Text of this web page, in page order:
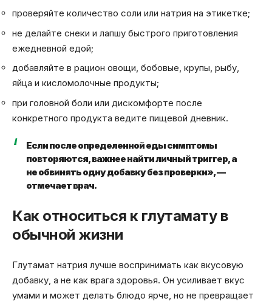
проверяйте количество соли или натрия на этикетке;
не делайте снеки и лапшу быстрого приготовления
ежедневной едой;
добавляйте в рацион овощи, бобовые, крупы, рыбу,
яйца и кисломолочные продукты;
при головной боли или дискомфорте после
конкретного продукта ведите пищевой дневник.
Если после определенной еды симптомы
повторяются, важнее найти личный триггер, а
не обвинять одну добавку без проверки», —
отмечает врач.
Как относиться к глутамату в
обычной жизни
Глутамат натрия лучше воспринимать как вкусовую
добавку, а не как врага здоровья. Он усиливает вкус
умами и может делать блюдо ярче, но не превращает